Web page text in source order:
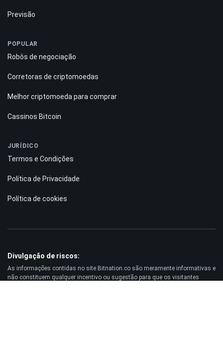
Previsão
POPULAR
Robôs de negociação
Corretoras de criptomoedas
Melhor criptomoeda para comprar
Cassinos Bitcoin
JURÍDICO
Termos e Condições
Política de Privacidade
Política de cookies
Divulgação de riscos:
As informações contidas no site Bitnation.co são meramente informativas e
não constituem qualquer incentivo ou sugestão para que os visitantes